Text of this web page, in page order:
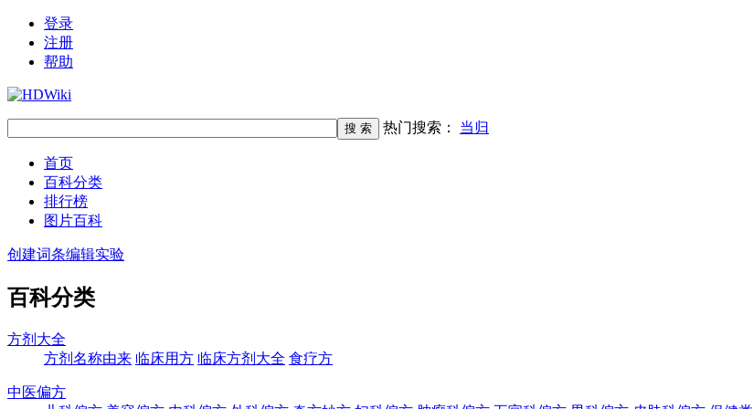
登录
注册
帮助
热门搜索： 当归
首页
百科分类
排行榜
图片百科
创建词条编辑实验
百科分类
方剂大全
方剂名称由来 临床用方 临床方剂大全 食疗方
中医偏方